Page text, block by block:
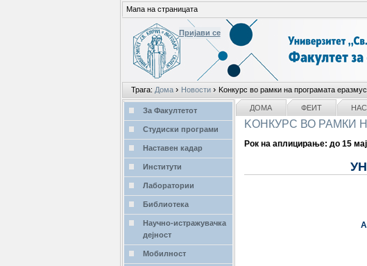
Лични
алати
Пријави се
Трага: Дома › Новости › Kонкурс во рамки на програмата
Мапа на страницата
делови
ДОМА ФЕИТ
KОНКУРС ВО РАМКИ
Рок на аплицирање: до 15
NAVIGATION
За Факултетот
Студиски програми
Наставен кадар
Институти
Лаборатории
Библиотека
Научно-истражувачка
дејност
Мобилност